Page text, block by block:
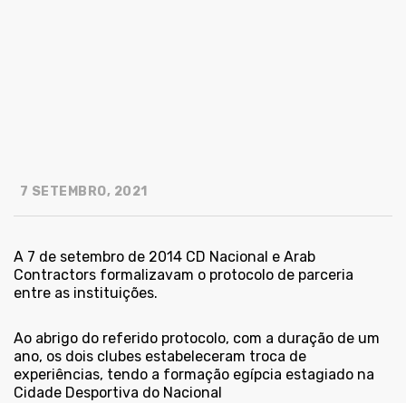
7 SETEMBRO, 2021
A 7 de setembro de 2014 CD Nacional e Arab
Contractors formalizavam o protocolo de parceria
entre as instituições.
Ao abrigo do referido protocolo, com a duração de um
ano, os dois clubes estabeleceram troca de
experiências, tendo a formação egípcia estagiado na
Cidade Desportiva do Nacional